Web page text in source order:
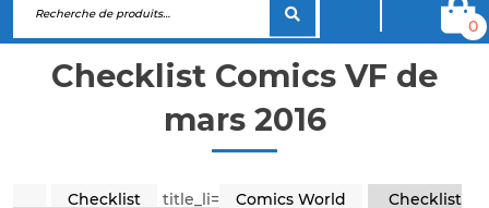
0
Checklist Comics VF de
mars 2016
Checklist title_li= Comics World
Checklist